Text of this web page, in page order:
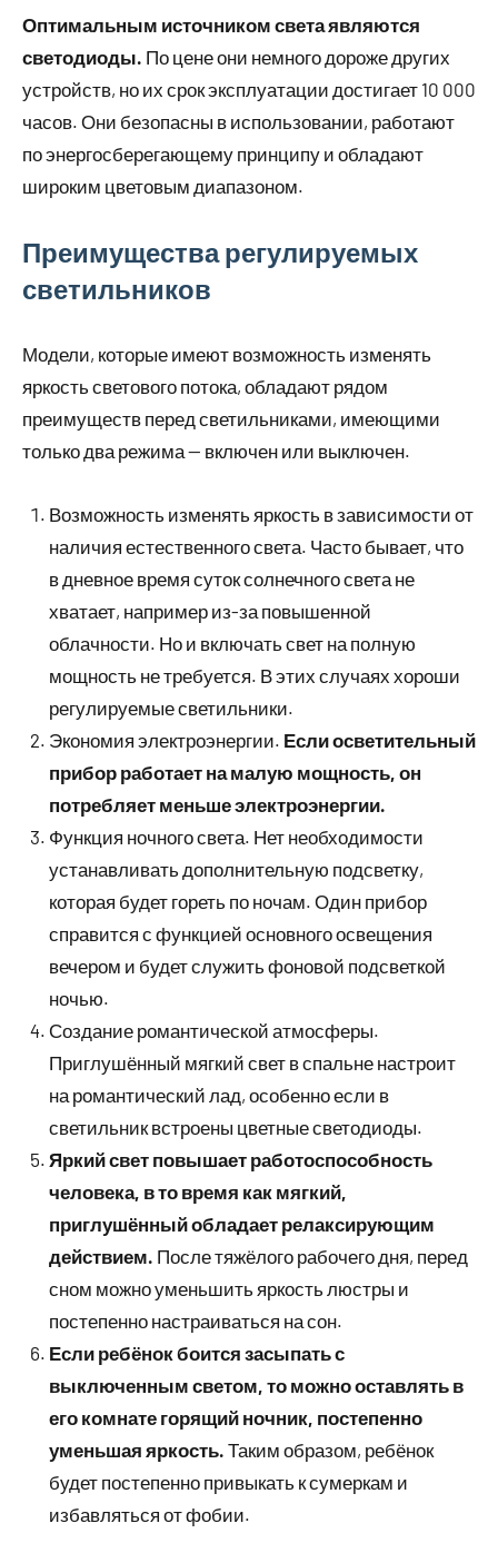
Оптимальным источником света являются
светодиоды. По цене они немного дороже других
устройств, но их срок эксплуатации достигает 10 000
часов. Они безопасны в использовании, работают
по энергосберегающему принципу и обладают
широким цветовым диапазоном.
Преимущества регулируемых
светильников
Модели, которые имеют возможность изменять
яркость светового потока, обладают рядом
преимуществ перед светильниками, имеющими
только два режима — включен или выключен.
Возможность изменять яркость в зависимости от
наличия естественного света. Часто бывает, что
в дневное время суток солнечного света не
хватает, например из-за повышенной
облачности. Но и включать свет на полную
мощность не требуется. В этих случаях хороши
регулируемые светильники.
Экономия электроэнергии. Если осветительный
прибор работает на малую мощность, он
потребляет меньше электроэнергии.
Функция ночного света. Нет необходимости
устанавливать дополнительную подсветку,
которая будет гореть по ночам. Один прибор
справится с функцией основного освещения
вечером и будет служить фоновой подсветкой
ночью.
Создание романтической атмосферы.
Приглушённый мягкий свет в спальне настроит
на романтический лад, особенно если в
светильник встроены цветные светодиоды.
Яркий свет повышает работоспособность
человека, в то время как мягкий,
приглушённый обладает релаксирующим
действием. После тяжёлого рабочего дня, перед
сном можно уменьшить яркость люстры и
постепенно настраиваться на сон.
Если ребёнок боится засыпать с
выключенным светом, то можно оставлять в
его комнате горящий ночник, постепенно
уменьшая яркость. Таким образом, ребёнок
будет постепенно привыкать к сумеркам и
избавляться от фобии.